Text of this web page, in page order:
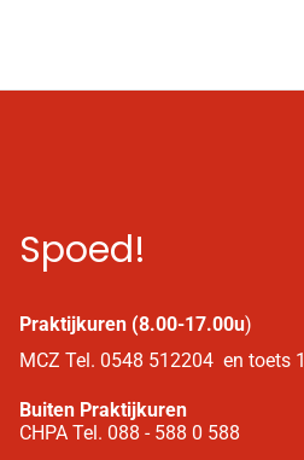
Spoed!
Praktijkuren (8.00-17.00u)
MCZ Tel. 0548 512204 en toets 1
Buiten Praktijkuren
CHPA Tel. 088 - 588 0 588